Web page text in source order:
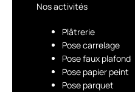
Nos activités
Plâtrerie
Pose carrelage
Pose faux plafond
Pose papier peint
Pose parquet